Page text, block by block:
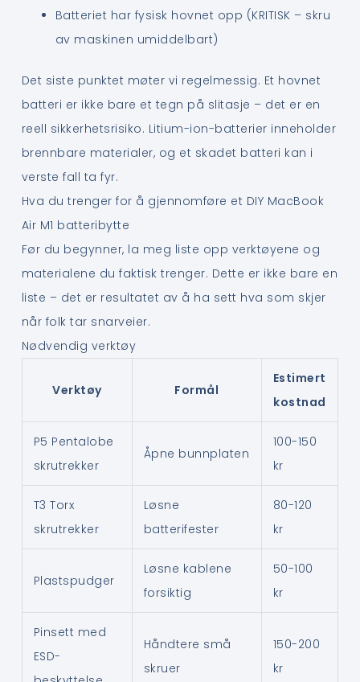
Batteriet har fysisk hovnet opp (KRITISK – skru
av maskinen umiddelbart)
Det siste punktet møter vi regelmessig. Et hovnet
batteri er ikke bare et tegn på slitasje – det er en
reell sikkerhetsrisiko. Litium-ion-batterier inneholder
brennbare materialer, og et skadet batteri kan i
verste fall ta fyr.
Hva du trenger for å gjennomføre et DIY MacBook
Air M1 batteribytte
Før du begynner, la meg liste opp verktøyene og
materialene du faktisk trenger. Dette er ikke bare en
liste – det er resultatet av å ha sett hva som skjer
når folk tar snarveier.
Nødvendig verktøy
Verktøy Formål
Estimert
kostnad
P5 Pentalobe
skrutrekker
Åpne bunnplaten
100-150
kr
T3 Torx
skrutrekker
Løsne
batterifester
80-120
kr
Plastspudger
Løsne kablene
forsiktig
50-100
kr
Pinsett med
ESD-
Håndtere små
skruer
150-200
kr